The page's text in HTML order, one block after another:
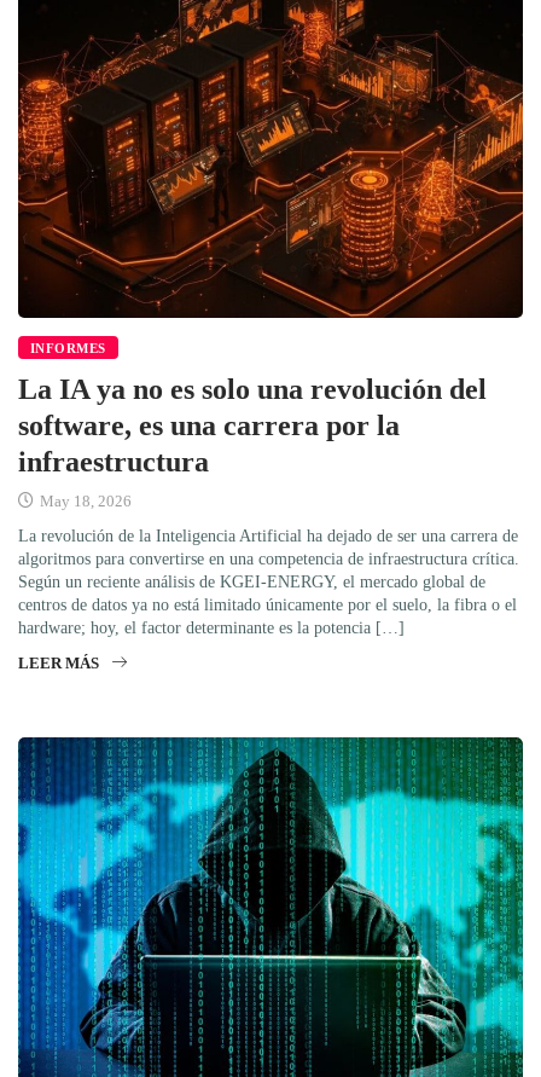
INFORMES
La IA ya no es solo una revolución del
software, es una carrera por la
infraestructura
May 18, 2026
La revolución de la Inteligencia Artificial ha dejado de ser una carrera de
algoritmos para convertirse en una competencia de infraestructura crítica.
Según un reciente análisis de KGEI-ENERGY, el mercado global de
centros de datos ya no está limitado únicamente por el suelo, la fibra o el
hardware; hoy, el factor determinante es la potencia […]
LEER MÁS